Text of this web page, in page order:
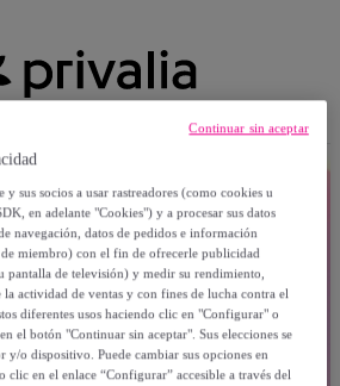
y sus socios a usar rastreadores (como cookies u
en adelante "Cookies") y a procesar sus datos
navegación, datos de pedidos e información
miembro) con el fin de ofrecerle publicidad
pantalla de televisión) y medir su rendimiento,
la actividad de ventas y con fines de lucha contra el
diferentes usos haciendo clic en "Configurar" o
el botón "Continuar sin aceptar". Sus elecciones se
y/o dispositivo. Puede cambiar sus opciones en
clic en el enlace “Configurar” accesible a través del
Continuar sin aceptar